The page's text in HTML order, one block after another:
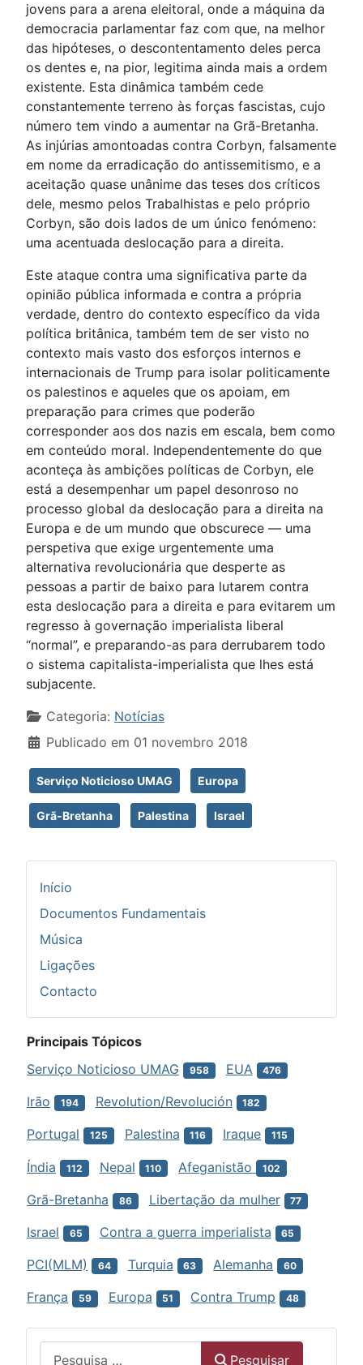
jovens para a arena eleitoral, onde a máquina da
democracia parlamentar faz com que, na melhor
das hipóteses, o descontentamento deles perca
os dentes e, na pior, legitima ainda mais a ordem
existente. Esta dinâmica também cede
constantemente terreno às forças fascistas, cujo
número tem vindo a aumentar na Grã-Bretanha.
As injúrias amontoadas contra Corbyn, falsamente
em nome da erradicação do antissemitismo, e a
aceitação quase unânime das teses dos críticos
dele, mesmo pelos Trabalhistas e pelo próprio
Corbyn, são dois lados de um único fenómeno:
uma acentuada deslocação para a direita.
Este ataque contra uma significativa parte da
opinião pública informada e contra a própria
verdade, dentro do contexto específico da vida
política britânica, também tem de ser visto no
contexto mais vasto dos esforços internos e
internacionais de Trump para isolar politicamente
os palestinos e aqueles que os apoiam, em
preparação para crimes que poderão
corresponder aos dos nazis em escala, bem como
em conteúdo moral. Independentemente do que
aconteça às ambições políticas de Corbyn, ele
está a desempenhar um papel desonroso no
processo global da deslocação para a direita na
Europa e de um mundo que obscurece — uma
perspetiva que exige urgentemente uma
alternativa revolucionária que desperte as
pessoas a partir de baixo para lutarem contra
esta deslocação para a direita e para evitarem um
regresso à governação imperialista liberal
“normal”, e preparando-as para derrubarem todo
o sistema capitalista-imperialista que lhes está
subjacente.
Detalhes
Categoria: Notícias
Publicado em 01 novembro 2018
Serviço Noticioso UMAG Europa
Grã-Bretanha Palestina Israel
Início
Documentos Fundamentais
Música
Ligações
Contacto
Principais Tópicos
Serviço Noticioso UMAG
958 EUA 476
Irão 194 Revolution/Revolución 182
Portugal 125 Palestina 116 Iraque 115
Índia 112 Nepal 110 Afeganistão 102
Grã-Bretanha 86 Libertação da mulher 77
Israel 65 Contra a guerra imperialista 65
PCI(MLM) 64 Turquia 63 Alemanha 60
França 59 Europa 51 Contra Trump 48
Pesquisar